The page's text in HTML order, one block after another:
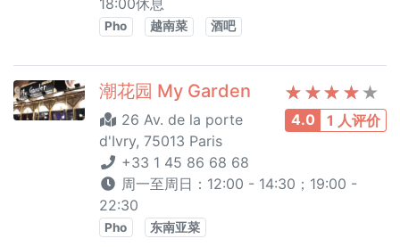
18:00休息
Pho 越南菜 酒吧
4.0 1 人评价
潮花园 My Garden
26 Av. de la porte
d'Ivry, 75013 Paris
+33 1 45 86 68 68
周一至周日：12:00 - 14:30；19:00 -
22:30
Pho 东南亚菜